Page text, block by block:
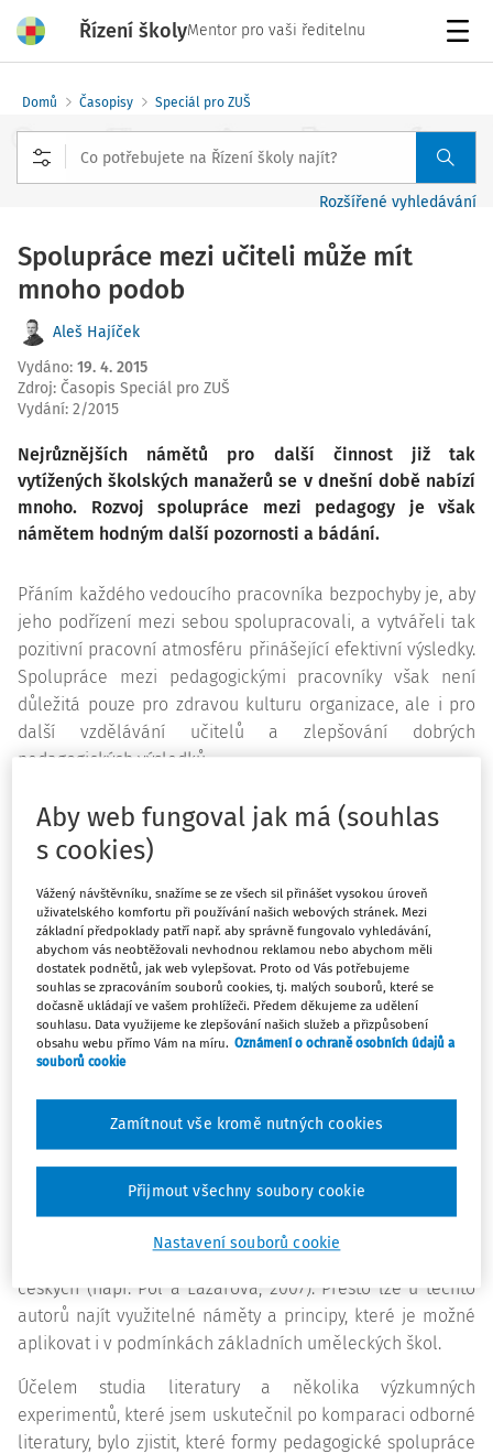
Řízení školyMentor pro vaši ředitelnu
Domů Časopisy Speciál pro ZUŠ
Rozšířené vyhledávání
Spolupráce mezi učiteli může mít
mnoho podob
Aleš Hajíček
Vydáno: 19. 4. 2015
Zdroj: Časopis Speciál pro ZUŠ
Vydání: 2/2015
Nejrůznějších námětů pro další činnost již tak
vytížených školských manažerů se v dnešní době nabízí
mnoho. Rozvoj spolupráce mezi pedagogy je však
námětem hodným další pozornosti a bádání.
Přáním každého vedoucího pracovníka bezpochyby je, aby
jeho podřízení mezi sebou spolupracovali, a vytvářeli tak
pozitivní pracovní atmosféru přinášející efektivní výsledky.
Spolupráce mezi pedagogickými pracovníky však není
důležitá pouze pro zdravou kulturu organizace, ale i pro
další vzdělávání učitelů a zlepšování dobrých
pedagogických výsledků.
Pokud si položíme otázku, zda na vlastních školách máme
spolupracující, či nespolupracující kolektiv, zřejmě si
vždycky odpovíme, že kolektiv spolupracující. Naši učitelé
se společně podílejí na koncertech, výstavách i
vystoupeních tanečního či literárně-dramatického oboru.
Práce jejich žáků dává vzniknout školním orchestrům a
souborům, jsou schopni se mezi sebou domluvit na
nejrůznějších projektech a i přes možné osobní antipatie
společně tvoří a obohacují chod školy.
Odborná literatura však považuje za nejhodnotnější
spolupráci pedagogů předevšímkooperaci při zlepšování
samotné pedagogické práce.Výše uvedené existující
formy spolupráce kvalitu pedagogické práce každého
jednoho učitele systematicky a cíleně nezlepšují. Většina
zahraniční odborné literatury zpracovává tuto
problematiku především pro podmínky základního
českých (např. Pol a Lazarová, 2007). Přesto lze u těchto
autorů najít využitelné náměty a principy, které je možné
aplikovat i v podmínkách základních uměleckých škol.
Účelem studia literatury a několika výzkumných
experimentů, které jsem uskutečnil po komparaci odborné
literatury, bylo zjistit, které formy pedagogické spolupráce
Aby web fungoval jak má (souhlas
s cookies)
Vážený návštěvníku, snažíme se ze všech sil přinášet vysokou úroveň
uživatelského komfortu při používání našich webových stránek. Mezi
základní předpoklady patří např. aby správně fungovalo vyhledávání,
abychom vás neobtěžovali nevhodnou reklamou nebo abychom měli
dostatek podnětů, jak web vylepšovat. Proto od Vás potřebujeme
souhlas se zpracováním souborů cookies, tj. malých souborů, které se
dočasně ukládají ve vašem prohlížeči. Předem děkujeme za udělení
souhlasu. Data využijeme ke zlepšování našich služeb a přizpůsobení
obsahu webu přímo Vám na míru. Oznámení o ochraně osobních údajů a
souborů cookie
Nastavení souborů cookie
Zamítnout vše kromě nutných cookies
Přijmout všechny soubory cookie